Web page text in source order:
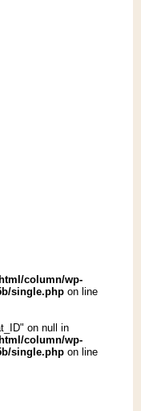
column/wp-
single.php on line
on null in
column/wp-
single.php on line